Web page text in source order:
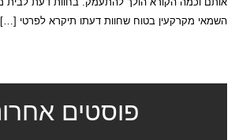
השמאי מקרקעין בטוח שחוות דעתו תיקרא לפרטי […]
פוסטים